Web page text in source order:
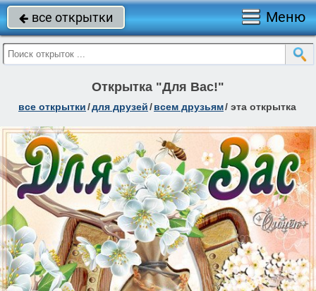
 все открытки Меню
Открытка "Для Вас!"
все открытки/для друзей/всем друзьям/ эта открытка